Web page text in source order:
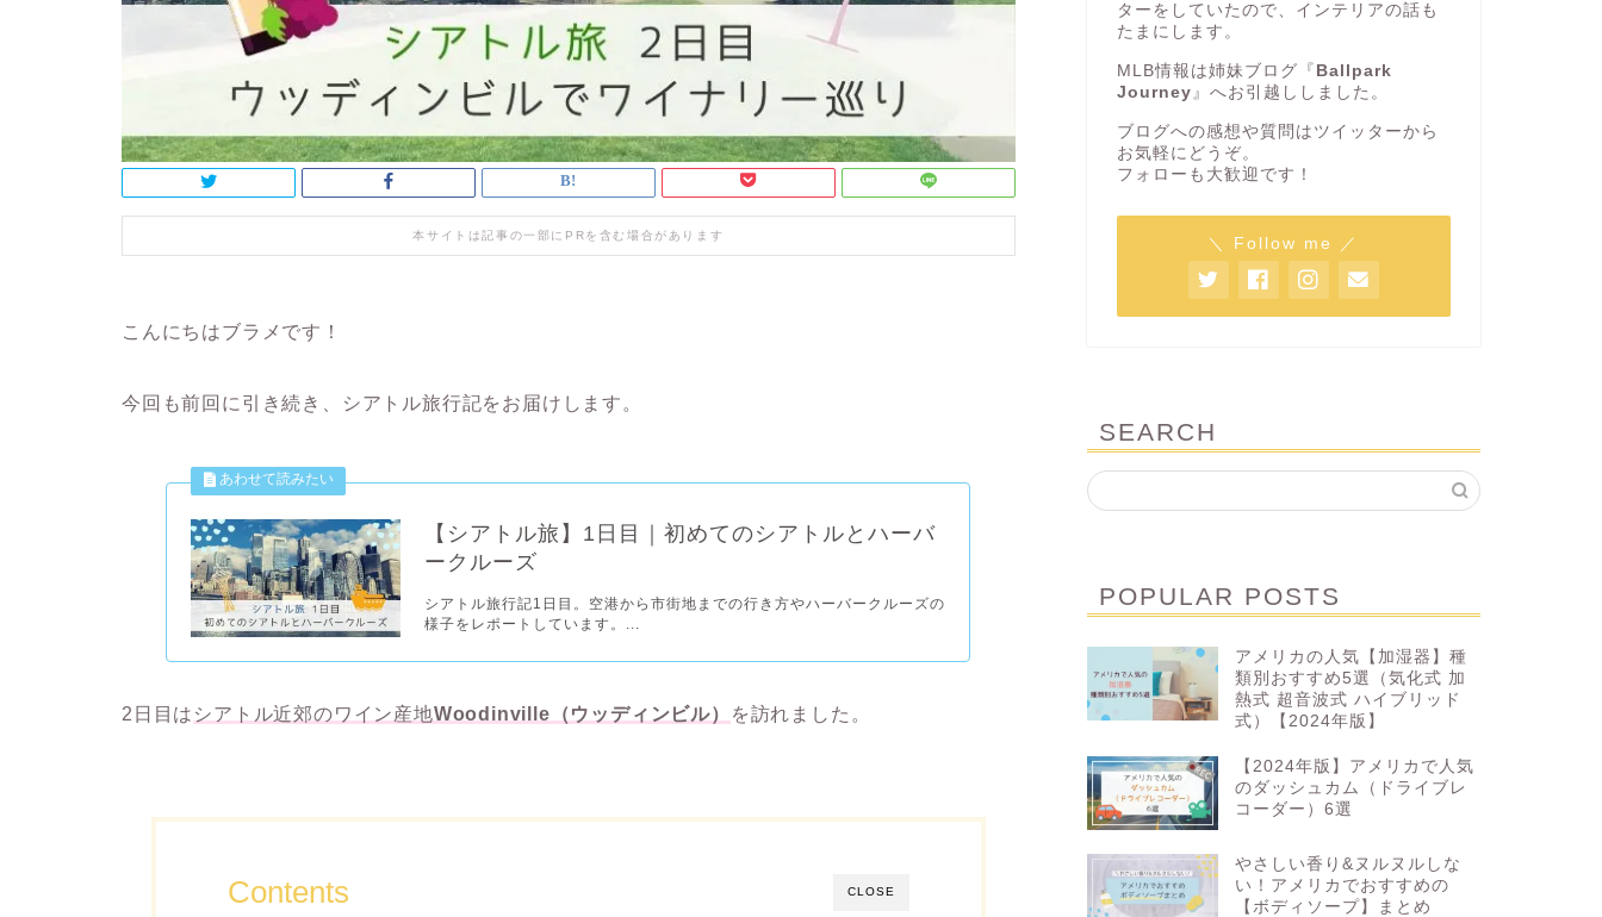
本サイトは記事の一部にPRを含む場合があります
こんにちはブラメです！
今回も前回に引き続き、シアトル旅行記をお届けします。
【シアトル旅】1日目｜初めてのシアトルとハーバ
ークルーズ
シアトル旅行記1日目。空港から市街地までの行き方やハーバークルーズの
様子をレポートしています。...
2日目は シアトル近郊のワイン産地Woodinville（ウッディンビル） を訪れました。
CLOSE
Contents
ターをしていたので、インテリアの話も
たまにします。
MLB情報は姉妹ブログ『 Ballpark
Journey 』へお引越ししました。
ブログへの感想や質問はツイッターから
お気軽にどうぞ。
フォローも大歓迎です！
＼ Follow me ／
SEARCH
POPULAR POSTS
アメリカの人気【加湿器】種
類別おすすめ5選（気化式 加
熱式 超音波式 ハイブリッド
式）【2024年版】
【2024年版】アメリカで人気
のダッシュカム（ドライブレ
コーダー）6選
やさしい香り&ヌルヌルしな
い！アメリカでおすすめの
【ボディソープ】まとめ